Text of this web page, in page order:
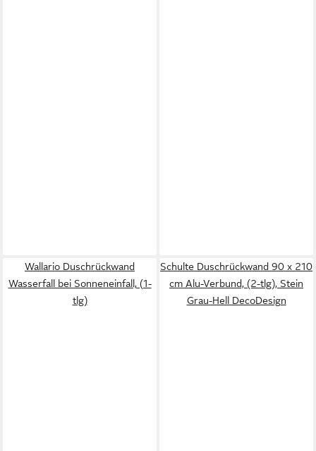
Wallario Duschrückwand
Wasserfall bei Sonneneinfall, (1-
tlg)
Schulte Duschrückwand 90 x 210
cm Alu-Verbund, (2-tlg), Stein
Grau-Hell DecoDesign